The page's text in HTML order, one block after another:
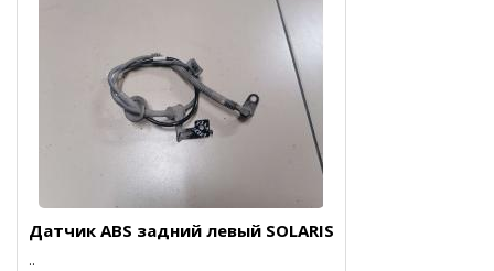
Датчик ABS задний левый SOLARIS
..